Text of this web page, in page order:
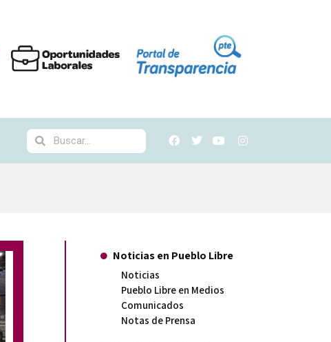
Noticias en Pueblo Libre
Noticias
Pueblo Libre en Medios
Comunicados
Notas de Prensa